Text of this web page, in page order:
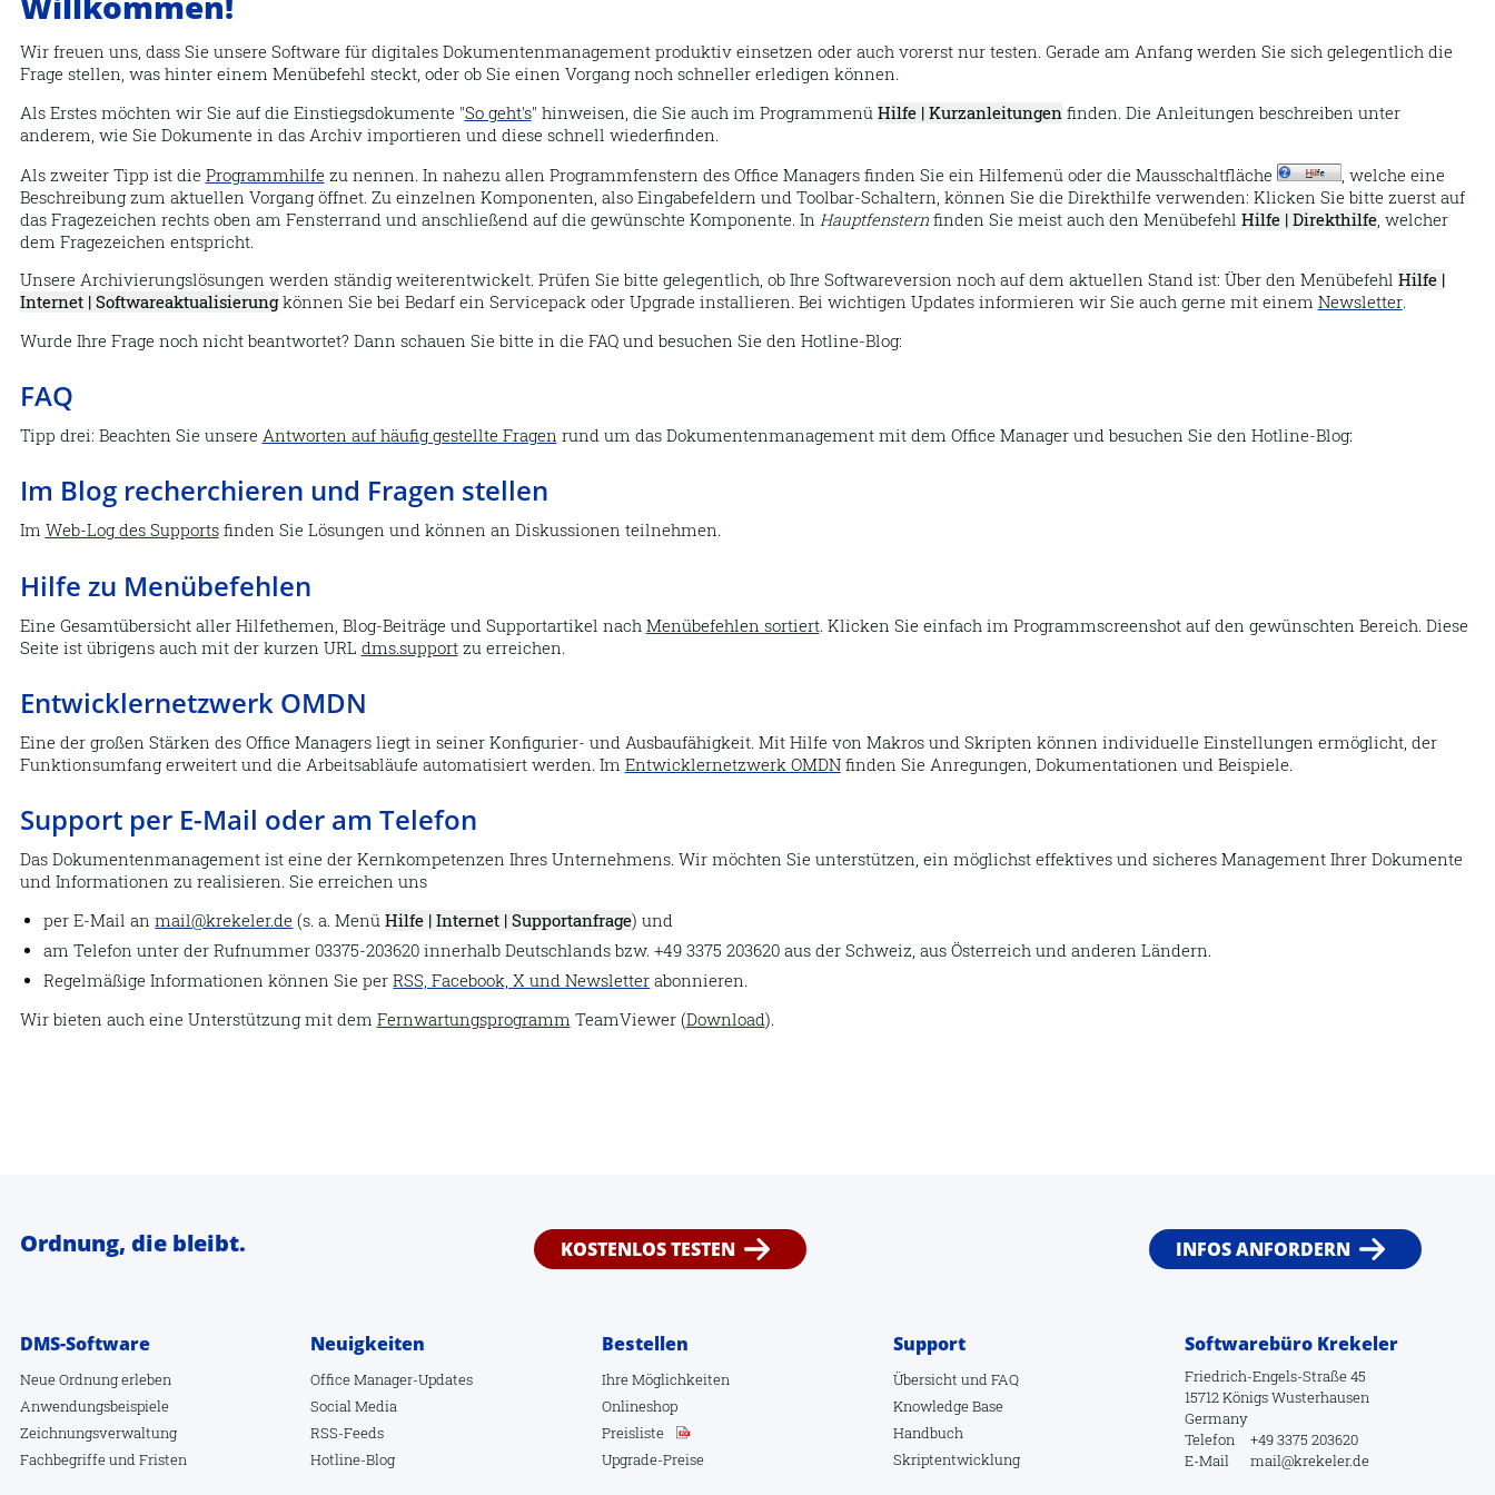
Wir freuen uns, dass Sie unsere Software für digitales Dokumentenmanagement produktiv einsetzen oder auch vorerst nur testen. Gerade am Anfang werden Sie sich gelegentlich die
Frage stellen, was hinter einem Menübefehl steckt, oder ob Sie einen Vorgang noch schneller erledigen können.
Als Erstes möchten wir Sie auf die Einstiegsdokumente "So geht's" hinweisen, die Sie auch im Programmenü Hilfe | Kurzanleitungenfinden. Die Anleitungen beschreiben unter
anderem, wie Sie Dokumente in das Archivimportieren und diese schnell wiederfinden.
Als zweiter Tipp ist die Programmhilfe zu nennen. In nahezu allen Programmfenstern des Office Managers finden Sie ein Hilfemenü oder die Mausschaltfläche
, welche eine
Beschreibung zum aktuellen Vorgang öffnet. Zu einzelnen Komponenten, also Eingabefeldern und Toolbar-Schaltern, können Sie die Direkthilfe verwenden: Klicken Sie bitte zuerst auf
das Fragezeichen rechts oben am Fensterrand und anschließend auf die gewünschte Komponente. In Hauptfensternfinden Sie meist auch den Menübefehl Hilfe | Direkthilfe, welcher
dem Fragezeichen entspricht.
Unsere Archivierungslösungen werden ständig weiterentwickelt. Prüfen Sie bitte gelegentlich, ob Ihre Softwareversion noch auf dem aktuellen Stand ist: Über den Menübefehl Hilfe |
Internet | Softwareaktualisierungkönnen Sie bei Bedarf ein Servicepack oder Upgrade installieren. Bei wichtigen Updates informieren wir Sie auch gerne mit einem Newsletter.
Wurde Ihre Frage noch nicht beantwortet? Dann schauen Sie bitte in die FAQ und besuchen Sie den Hotline-Blog:
FAQ
Tipp drei: Beachten Sie unsere Antworten auf häufig gestellte Fragen rund um das Dokumentenmanagement mit dem Office Manager und besuchen Sie den Hotline-Blog:
Im Blog recherchieren und Fragen stellen
Im Web-Log des Supportsfinden Sie Lösungen und können an Diskussionen teilnehmen.
Hilfe zu Menübefehlen
Eine Gesamtübersicht aller Hilfethemen, Blog-Beiträge und Supportartikel nach Menübefehlen sortiert. Klicken Sie einfach im Programmscreenshot auf den gewünschten Bereich. Diese
Seite ist übrigens auch mit der kurzen URL dms.supportzu erreichen.
Entwicklernetzwerk OMDN
Eine der großen Stärken des Office Managers liegt in seiner Konfigurier- und Ausbaufähigkeit. Mit Hilfe von Makros und Skripten können individuelle Einstellungen ermöglicht, der
Funktionsumfang erweitert und die Arbeitsabläufe automatisiert werden. Im Entwicklernetzwerk OMDNfinden Sie Anregungen, Dokumentationen und Beispiele.
Support per E-Mail oder am Telefon
Das Dokumentenmanagement ist eine der Kernkompetenzen Ihres Unternehmens. Wir möchten Sie unterstützen, ein möglichst effektives und sicheres Management Ihrer Dokumente
und Informationen zu realisieren. Sie erreichen uns
per E-Mail anmail@krekeler.de (s. a. MenüHilfe | Internet | Supportanfrage) und
am Telefon unter der Rufnummer 03375-203620 innerhalb Deutschlands bzw. +49 3375 203620 aus der Schweiz, aus Österreich und anderen Ländern.
Regelmäßige Informationen können Sie perRSS, Facebook, X und Newsletter abonnieren.
Wir bieten auch eine Unterstützung mit dem Fernwartungsprogramm TeamViewer (Download).
Ordnung, die bleibt. KOSTENLOS TESTEN INFOS ANFORDERN
DMS-Software
Neue Ordnung erleben
Anwendungsbeispiele
Zeichnungsverwaltung
Fachbegriffeund Fristen
Neuigkeiten
Office Manager-Updates
Social Media
RSS-Feeds
Hotline-Blog
Bestellen
Ihre Möglichkeiten
Onlineshop
Preisliste
Upgrade-Preise
Support
Übersicht und FAQ
Knowledge Base
Handbuch
Skriptentwicklung
Softwarebüro Krekeler
Friedrich-Engels-Straße 45
15712 Königs Wusterhausen
Germany
Telefon
+49 3375 203620
E-Mail
mail@krekeler.de